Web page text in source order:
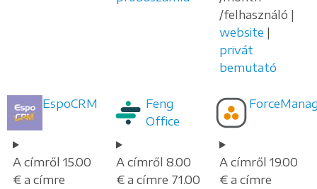
/felhasználó |
website |
privát
bemutató
EspoCRM
A címről 15.00
€ a címre
Feng
Office
A címről 8.00
€ a címre 71.00
A címről 19.00
€ a címre